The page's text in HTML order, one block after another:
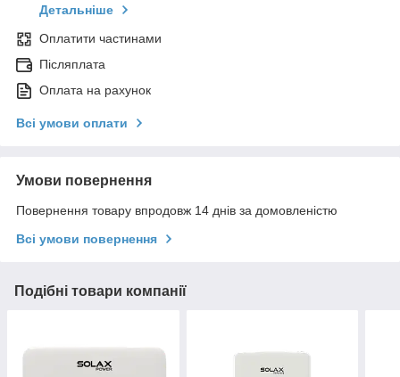
Детальніше
Оплатити частинами
Післяплата
Оплата на рахунок
Всі умови оплати
Умови повернення
Повернення товару впродовж 14 днів за домовленістю
Всі умови повернення
Подібні товари компанії